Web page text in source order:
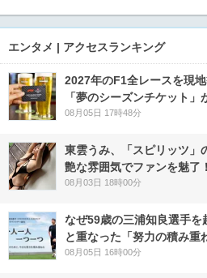
エンタメ | アクセスランキング
2027年のF1全レースを現
「夢のシーズンチケット」
08月05日 17時48分
東雲うみ、「スピリッツ」
艶な雰囲気でファンを魅了！
08月03日 18時00分
なぜ59歳の三浦知良選手
と重なった「努力の積み重
08月05日 16時00分